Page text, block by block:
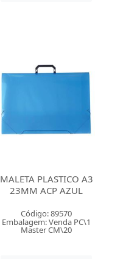
MALETA PLASTICO A3
23MM ACP AZUL
Código: 89570
Embalagem: Venda PC\1
Master CM\20